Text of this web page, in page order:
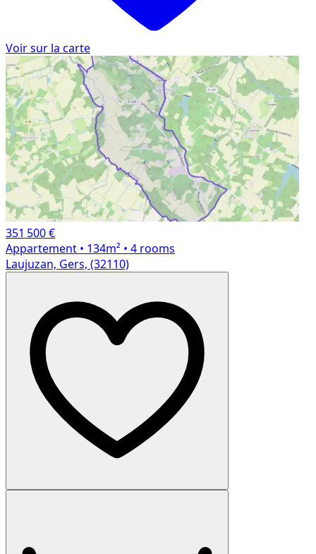
Voir sur la carte
351 500 €
Appartement • 134m² • 4 rooms
Laujuzan, Gers, (32110)